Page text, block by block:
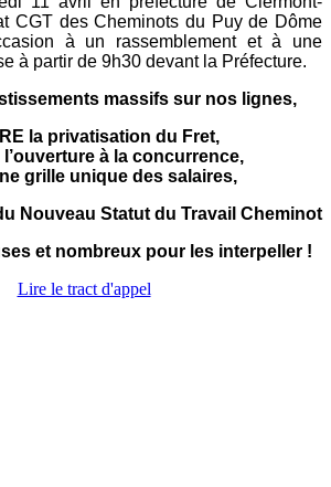
CGT des Cheminots du Puy de Dôme
à un rassemblement et à une
à partir de 9h30 devant la Préfecture.
massifs sur nos lignes,
la privatisation du Fret,
l’ouverture à la concurrence,
grille unique des salaires,
Nouveau Statut du Travail Cheminot
et nombreux pour les interpeller !
Lire le tract d'appel